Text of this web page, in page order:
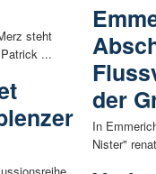
steht
...
der
In
Nister"